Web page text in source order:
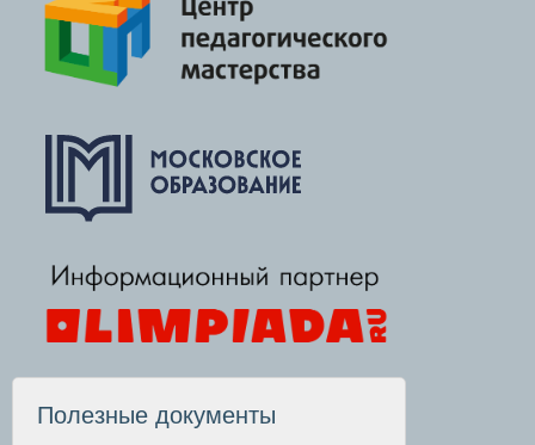
Полезные документы